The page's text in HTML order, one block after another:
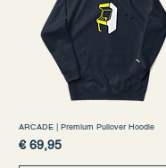
ARCADE | Premium Pullover Hoodie
Prijs
€ 69,95